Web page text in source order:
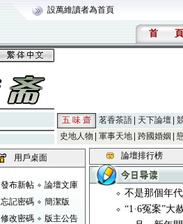
設萬維讀者為首頁
首 頁
五 味 齋 茗香茶語 天下論壇
史地人物
軍事天地 跨國婚姻
用戶桌面
發布新帖
論壇文庫
忘記密碼
簡潔版
修改密碼
版主公告
論壇排行榜
不是那個年
“1·6冤案”大